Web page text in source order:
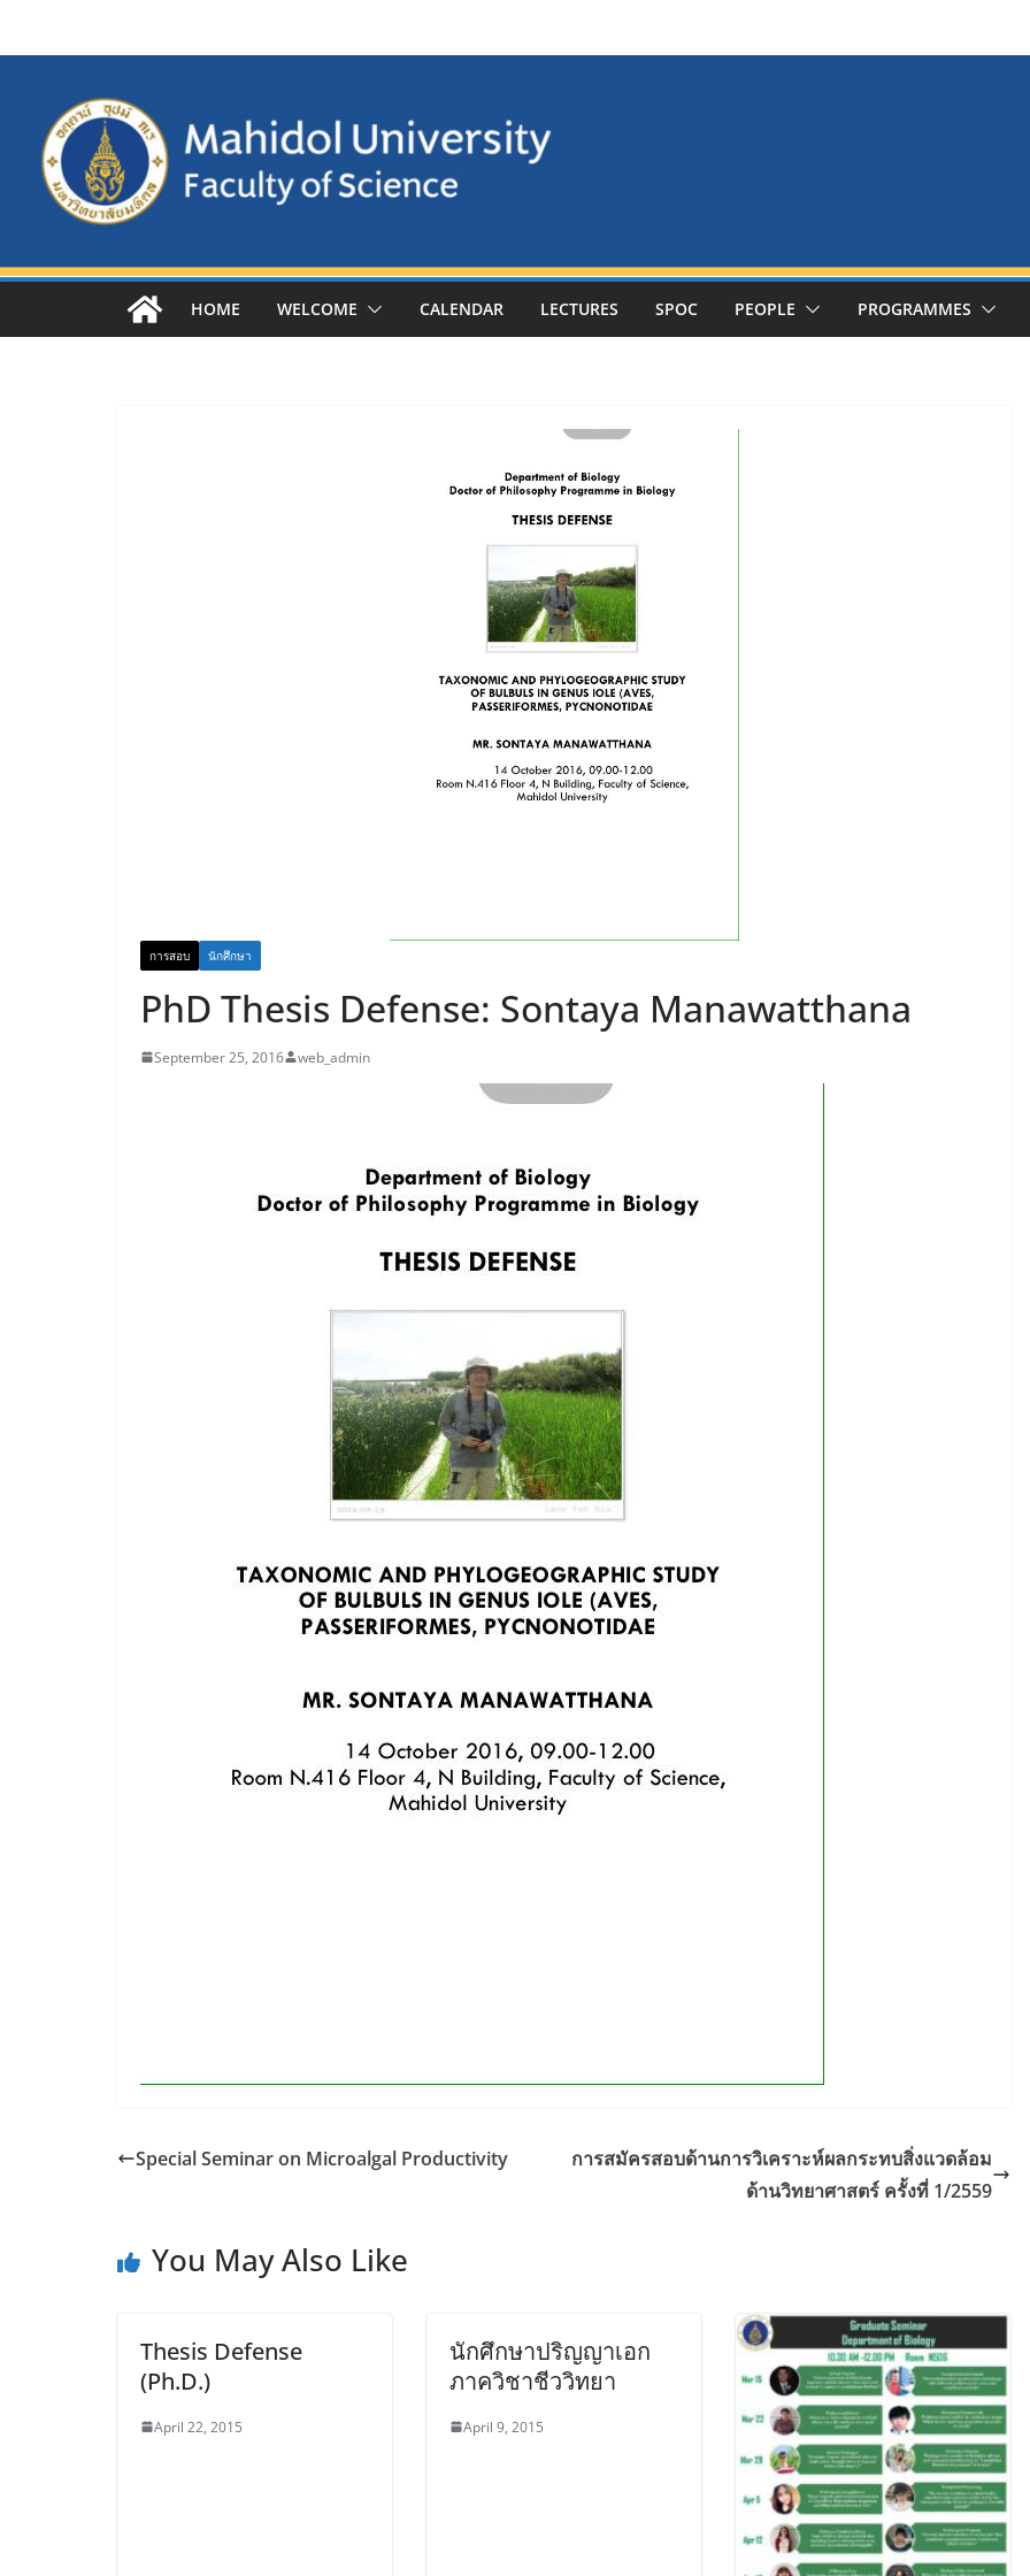
HOME WELCOME CALENDAR LECTURES SPOC PEOPLE PROGRAMMES
การสอบ นักศึกษา
PhD Thesis Defense: Sontaya Manawatthana
September 25, 2016 web_admin
Special Seminar on Microalgal Productivity
การสมัครสอบด้านการวิเคราะห์ผลกระทบสิ่งแวดล้อม
ด้านวิทยาศาสตร์ ครั้งที่ 1/2559
You May Also Like
Thesis Defense
(Ph.D.)
April 22, 2015
นักศึกษาปริญญาเอก
ภาควิชาชีววิทยา
April 9, 2015